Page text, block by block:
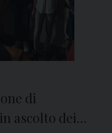
di
ascolto dei